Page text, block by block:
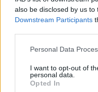
also be disclosed by us to
Downstream Participants
Personal Data
I want to opt-out of
personal data.
Opted In
Ja orhideja krīt
kad tā nozied,
periodā. Nebūtu